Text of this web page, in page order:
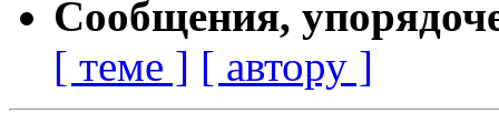
Сообщения,
[ теме ] [ автору ]